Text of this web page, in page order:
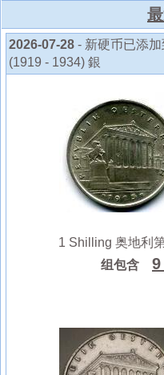
2026-07-28 - 新硬币已添
(1919 - 1934) 銀
1 Shilling 奥地利
组包含
9